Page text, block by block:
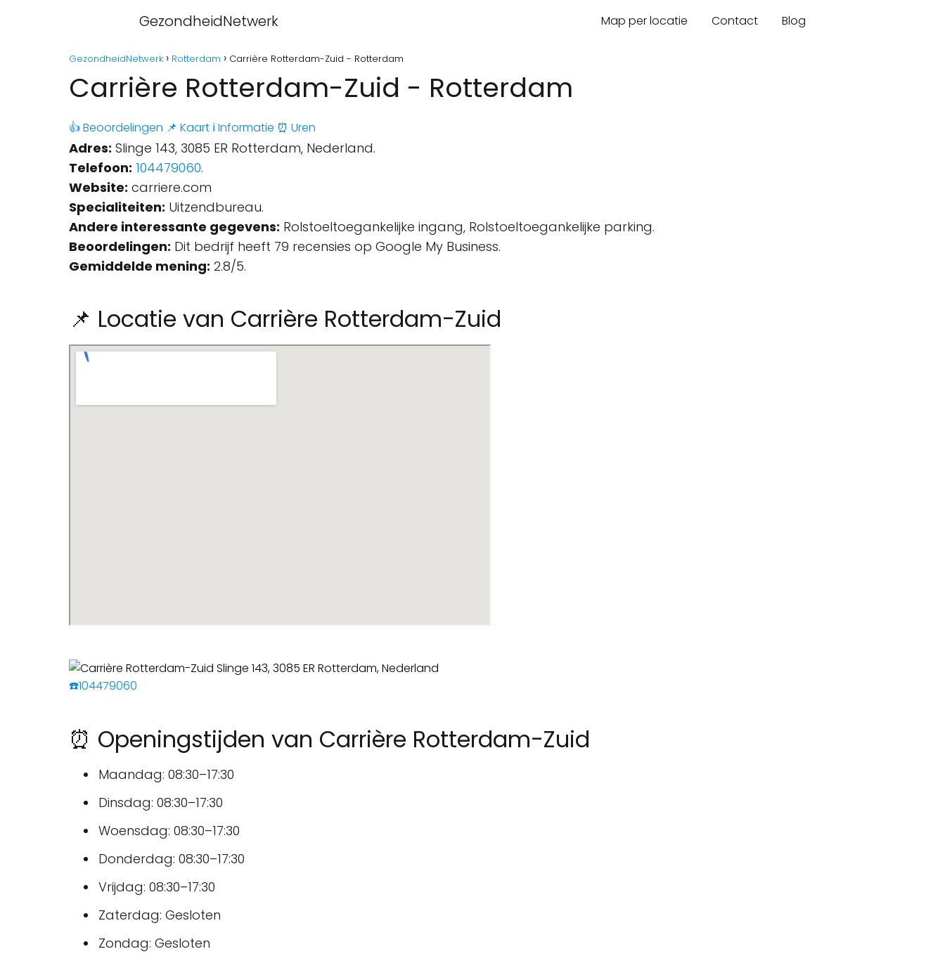
GezondheidNetwerk Map per locatie Contact Blog
GezondheidNetwerk Rotterdam Carrière Rotterdam-Zuid - Rotterdam
Carrière Rotterdam-Zuid - Rotterdam
👍 Beoordelingen 📌 Kaart ℹ️ Informatie ⏰ Uren
Adres: Slinge 143, 3085 ER Rotterdam, Nederland.
Telefoon: 104479060.
Website: carriere.com
Specialiteiten: Uitzendbureau.
Andere interessante gegevens: Rolstoeltoegankelijke ingang, Rolstoeltoegankelijke parking.
Beoordelingen: Dit bedrijf heeft 79 recensies op Google My Business.
Gemiddelde mening: 2.8/5.
📌 Locatie van Carrière Rotterdam-Zuid
☎️104479060
⏰ Openingstijden van Carrière Rotterdam-Zuid
Maandag: 08:30–17:30
Dinsdag: 08:30–17:30
Woensdag: 08:30–17:30
Donderdag: 08:30–17:30
Vrijdag: 08:30–17:30
Zaterdag: Gesloten
Zondag: Gesloten